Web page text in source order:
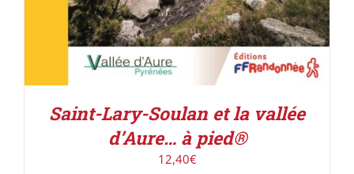
Saint-Lary-Soulan et la vallée
d’Aure… à pied®
12,40€